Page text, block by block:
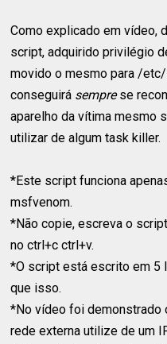
Como explicado em vídeo,
script, adquirido privilégio
movido o mesmo para /
conseguirá semprese
aparelho da vítima mesmo
utilizar de algum task killer.
*Este script funciona
msfvenom.
*Não copie, escreva o
no ctrl+c ctrl+v.
*O script está escrito em 5
que isso.
*No vídeo foi demonstrado
rede externa utilize de um